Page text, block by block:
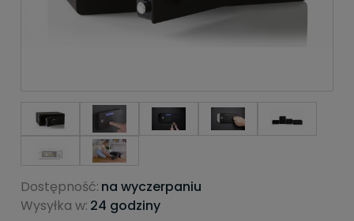
Dostępność: na wyczerpaniu
Wysyłka w: 24 godziny